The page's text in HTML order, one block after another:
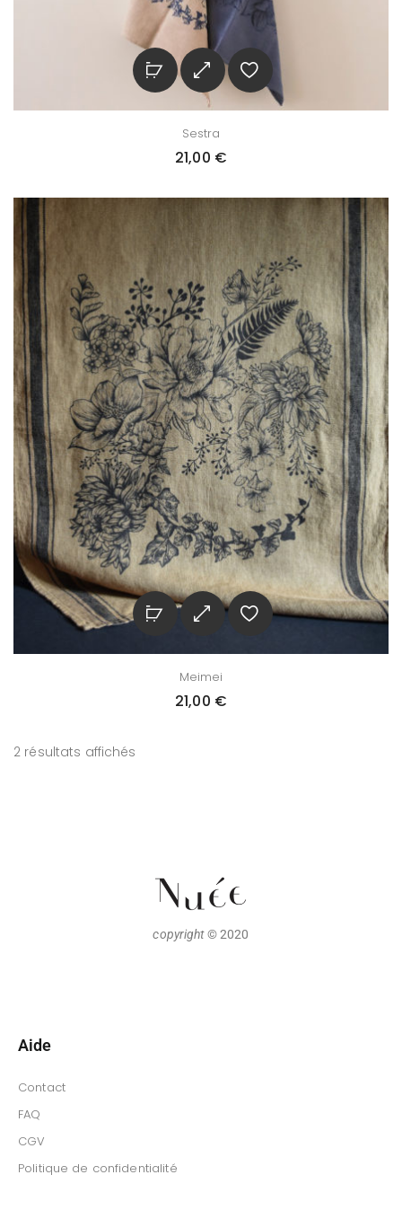
Sestra
21,00 €
Meimei
21,00 €
2 résultats affichés
copyright© 2020
Aide
Contact
FAQ
CGV
Politique de confidentialité